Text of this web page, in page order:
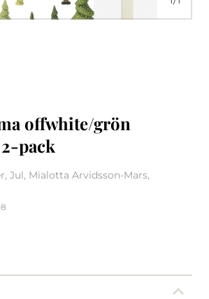
offwhite/grön
pack
Jul, Mialotta Arvidsson-Mars,